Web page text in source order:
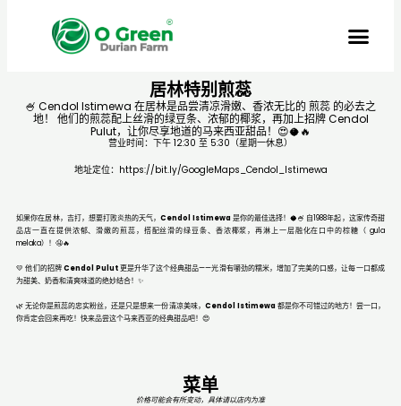
居林特别煎蕊
🍧 Cendol Istimewa 在居林是品尝清凉滑嫩、香浓无比的 煎蕊 的必去之
地！ 他们的煎蕊配上丝滑的绿豆条、浓郁的椰浆，再加上招牌 Cendol
Pulut，让你尽享地道的马来西亚甜品！😍🥥🔥
营业时间：下午 12:30 至 5:30（星期一休息）
地址定位： https://bit.ly/GoogleMaps_Cendol_Istimewa
如果你在居林，吉打，想要打败炎热的天气， Cendol Istimewa是你的最佳选择！🥥🍧 自1988年起，这家传奇甜
品店一直在提供浓郁、滑嫩的煎蕊，搭配丝滑的绿豆条、香浓椰浆，再淋上一层融化在口中的棕糖（ gula
melaka）！🤤🔥
💛 他们的招牌Cendol Pulut更是升华了这个经典甜品——光滑有嚼劲的糯米，增加了完美的口感，让每一口都成
为甜美、奶香和清爽味道的绝妙结合！✨
🌿 无论你是煎蕊的忠实粉丝，还是只是想来一份清凉美味， Cendol Istimewa都是你不可错过的地方！尝一口，
你肯定会回来再吃！快来品尝这个马来西亚的经典甜品吧！😍
菜单
价格可能会有所变动，具体请以店内为准